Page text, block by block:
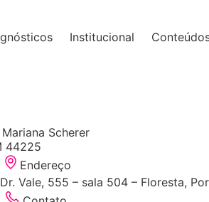
Institucional
Scherer
44225
Endereço
Vale, 555 – sala 504 – Floresta,